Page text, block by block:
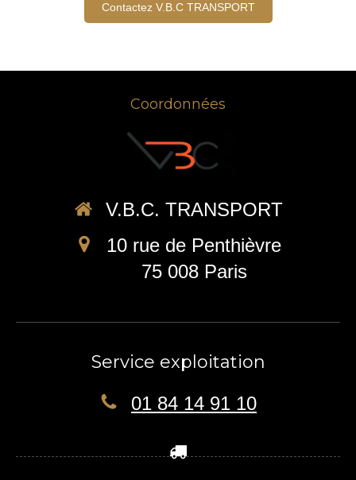
Contactez V.B.C TRANSPORT
Coordonnées
V.B.C. TRANSPORT
10 rue de Penthièvre
75 008 Paris
Service exploitation
01 84 14 91 10